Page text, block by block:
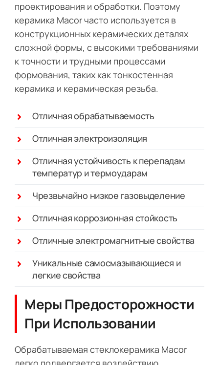
проектирования и обработки. Поэтому
керамика Macor часто используется в
конструкционных керамических деталях
сложной формы, с высокими требованиями
к точности и трудными процессами
формования, таких как тонкостенная
керамика и керамическая резьба.
Отличная обрабатываемость
Отличная электроизоляция
Отличная устойчивость к перепадам
температур и термоударам
Чрезвычайно низкое газовыделение
Отличная коррозионная стойкость
Отличные электромагнитные свойства
Уникальные самосмазывающиеся и
легкие свойства
Меры Предосторожности
При Использовании
Обрабатываемая стеклокерамика Macor